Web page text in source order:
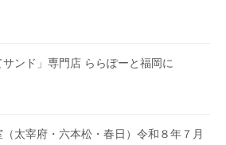
サンド」専門店 ららぽーと福岡に
太宰府・六本松・春日）令和８年７月